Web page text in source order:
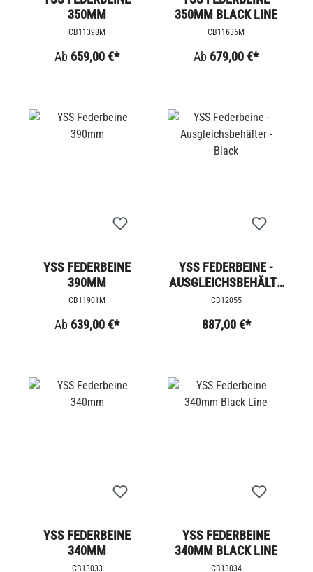
350MM
CB11398M
Ab 659,00 €*
350MM BLACK LINE
CB11636M
Ab 679,00 €*
YSS FEDERBEINE
390MM
CB11901M
Ab 639,00 €*
YSS FEDERBEINE -
AUSGLEICHSBEHÄLTE
R - BLACK
CB12055
887,00 €*
YSS FEDERBEINE
340MM
CB13033
YSS FEDERBEINE
340MM BLACK LINE
CB13034